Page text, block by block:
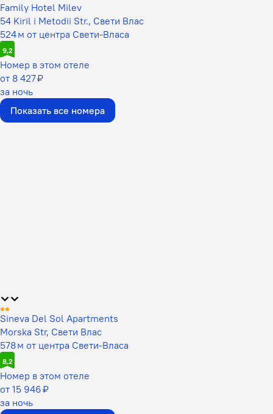
Family Hotel Milev
54 Kiril i Metodii Str., Свети Влас
524 м от центра Свети-Власа
9,2
Номер в этом отеле
от 8 427 ₽
за ночь
Показать все номера
Sineva Del Sol Apartments
Morska Str, Свети Влас
578 м от центра Свети-Власа
8,2
Номер в этом отеле
от 15 946 ₽
за ночь